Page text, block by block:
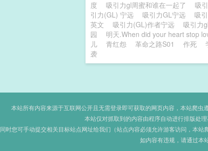
度
吸引力gl周蜜和谁在一起了 吸
引力(GL) 宁远
吸引力GL宁远 吸
英文
吸引力(GL)作者宁远 吸引力
园
明天.When did your heart stop
儿
青红怨 革命之路S01 作死
袭
本站所有内容来源于互联网公开且无需登录即可获取的网页内容，本站爬
本站仅对抓取到的内容由程序自动进行排版处
同时您可手动提交相关目标站点网址给我们（站点内容必须允许游客访问，本
如内容有违规，请通过本